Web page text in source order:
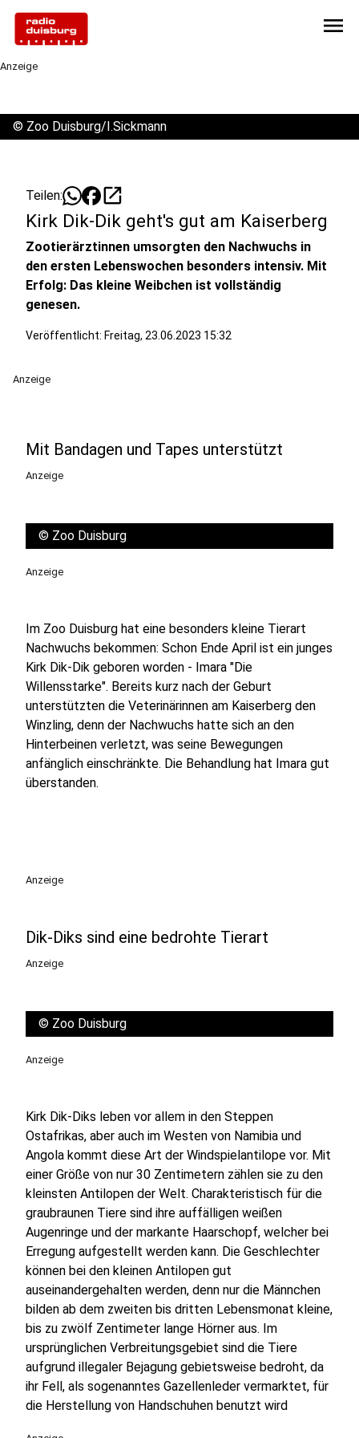
menu
Anzeige
© Zoo Duisburg/I.Sickmann
Teilen: open_in_new
Kirk Dik-Dik geht's gut am Kaiserberg
Zootierärztinnen umsorgten den Nachwuchs in
den ersten Lebenswochen besonders intensiv. Mit
Erfolg: Das kleine Weibchen ist vollständig
genesen.
Veröffentlicht: Freitag, 23.06.2023 15:32
Anzeige
Mit Bandagen und Tapes unterstützt
Anzeige
© Zoo Duisburg
Anzeige
Im Zoo Duisburg hat eine besonders kleine Tierart
Nachwuchs bekommen: Schon Ende April ist ein junges
Kirk Dik-Dik geboren worden - Imara "Die
Willensstarke". Bereits kurz nach der Geburt
unterstützten die Veterinärinnen am Kaiserberg den
Winzling, denn der Nachwuchs hatte sich an den
Hinterbeinen verletzt, was seine Bewegungen
anfänglich einschränkte. Die Behandlung hat Imara gut
überstanden.
Anzeige
Dik-Diks sind eine bedrohte Tierart
Anzeige
© Zoo Duisburg
Anzeige
Kirk Dik-Diks leben vor allem in den Steppen
Ostafrikas, aber auch im Westen von Namibia und
Angola kommt diese Art der Windspielantilope vor. Mit
einer Größe von nur 30 Zentimetern zählen sie zu den
kleinsten Antilopen der Welt. Charakteristisch für die
graubraunen Tiere sind ihre auffälligen weißen
Augenringe und der markante Haarschopf, welcher bei
Erregung aufgestellt werden kann. Die Geschlechter
können bei den kleinen Antilopen gut
auseinandergehalten werden, denn nur die Männchen
bilden ab dem zweiten bis dritten Lebensmonat kleine,
bis zu zwölf Zentimeter lange Hörner aus. Im
ursprünglichen Verbreitungsgebiet sind die Tiere
aufgrund illegaler Bejagung gebietsweise bedroht, da
ihr Fell, als sogenanntes Gazellenleder vermarktet, für
die Herstellung von Handschuhen benutzt wird